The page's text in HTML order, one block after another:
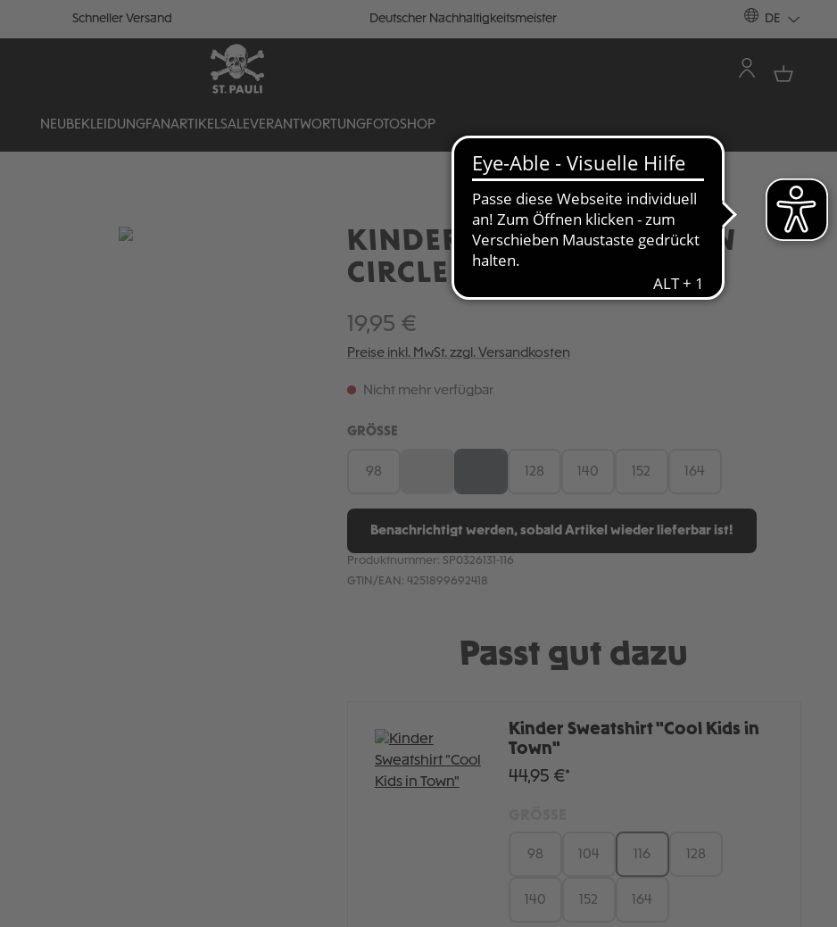
Schneller Versand Deutscher Nachhaltigkeitsmeister DE
NEU BEKLEIDUNGFANARTIKELSALEVERANTWORTUNGFOTOSHOP
KINDER T-SHIRT RAINBOW
CIRCLE - GREY MELANGE
19,95 €
Preise inkl. MwSt. zzgl. Versandkosten
Nicht mehr verfügbar
GRÖSSE AUSWÄHLEN
98 128 140 152 164
Benachrichtigt werden, sobald Artikel wieder lieferbar ist!
Produktnummer: SP0326131-116
GTIN/EAN: 4251899692418
Passt gut dazu
Kinder Sweatshirt "Cool Kids in
Town"
44,95 €*
98 104 116 128
140 152 164